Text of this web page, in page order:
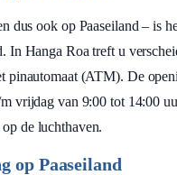
dus ook op Paaseiland – is
In Hanga Roa treft u
pinautomaat (ATM). De
vrijdag van 9:00 tot 14:00
de luchthaven.
op Paaseiland